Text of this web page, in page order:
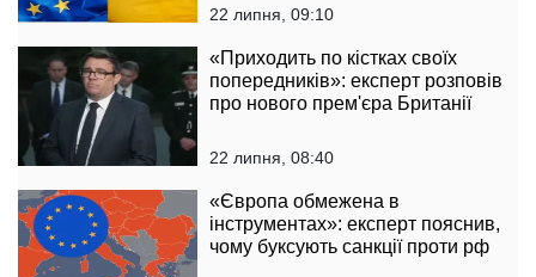
22 липня, 09:10
«Приходить по кістках своїх
попередників»: експерт розповів
про нового прем'єра Британії
22 липня, 08:40
«Європа обмежена в
інструментах»: експерт пояснив,
чому буксують санкції проти рф